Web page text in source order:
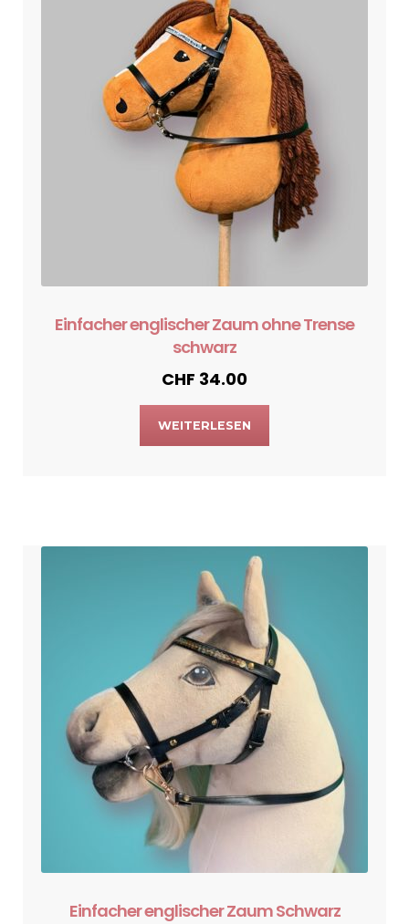
Einfacher englischer Zaum ohne Trense
schwarz
CHF 34.00
WEITERLESEN
Einfacher englischer Zaum Schwarz